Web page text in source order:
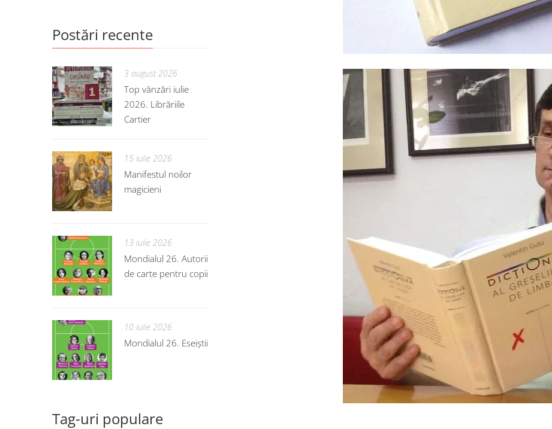
Postări recente
3 august 2026
Top vânzări iulie
2026. Librăriile
Cartier
15 iulie 2026
Manifestul noilor
magicieni
13 iulie 2026
Mondialul 26. Autorii
de carte pentru copii
10 iulie 2026
Mondialul 26. Eseiștii
Tag-uri populare